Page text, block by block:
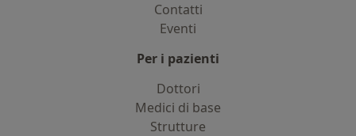
Contatti
Eventi
Per i pazienti
Dottori
Medici di base
Strutture